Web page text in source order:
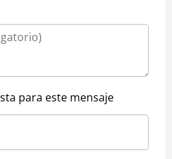
para este mensaje